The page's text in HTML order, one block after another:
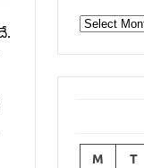
Archives
M T